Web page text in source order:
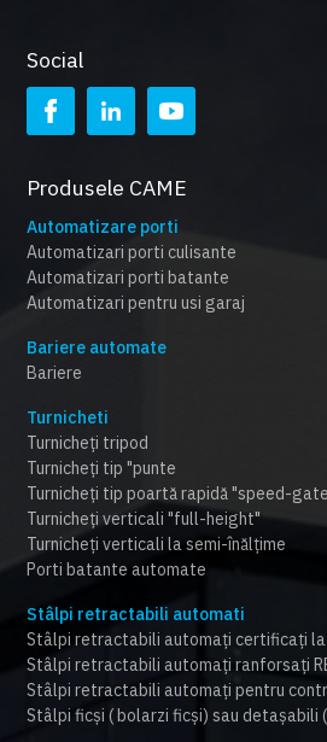
Social
Produsele CAME
Automatizare porti
Automatizari porti culisante
Automatizari porti batante
Automatizari pentru usi garaj
Bariere automate
Bariere
Turnicheti
Turnicheți tripod
Turnicheți tip "punte
Turnicheți tip poartă rapidă "speed-
Turnicheți verticali "full-height"
Turnicheți verticali la semi-înălțime
Porti batante automate
Stâlpi retractabili automati
Stâlpi retractabili automați certificați la
Stâlpi retractabili automați ranforsați
Stâlpi retractabili automați pentru
Stâlpi ficși ( bolarzi ficși) sau detașabili